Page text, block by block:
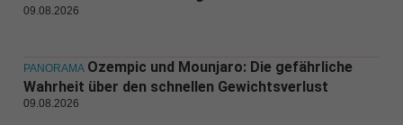
09.08.2026
PANORAMA Ozempic und Mounjaro: Die gefährliche
Wahrheit über den schnellen Gewichtsverlust
09.08.2026